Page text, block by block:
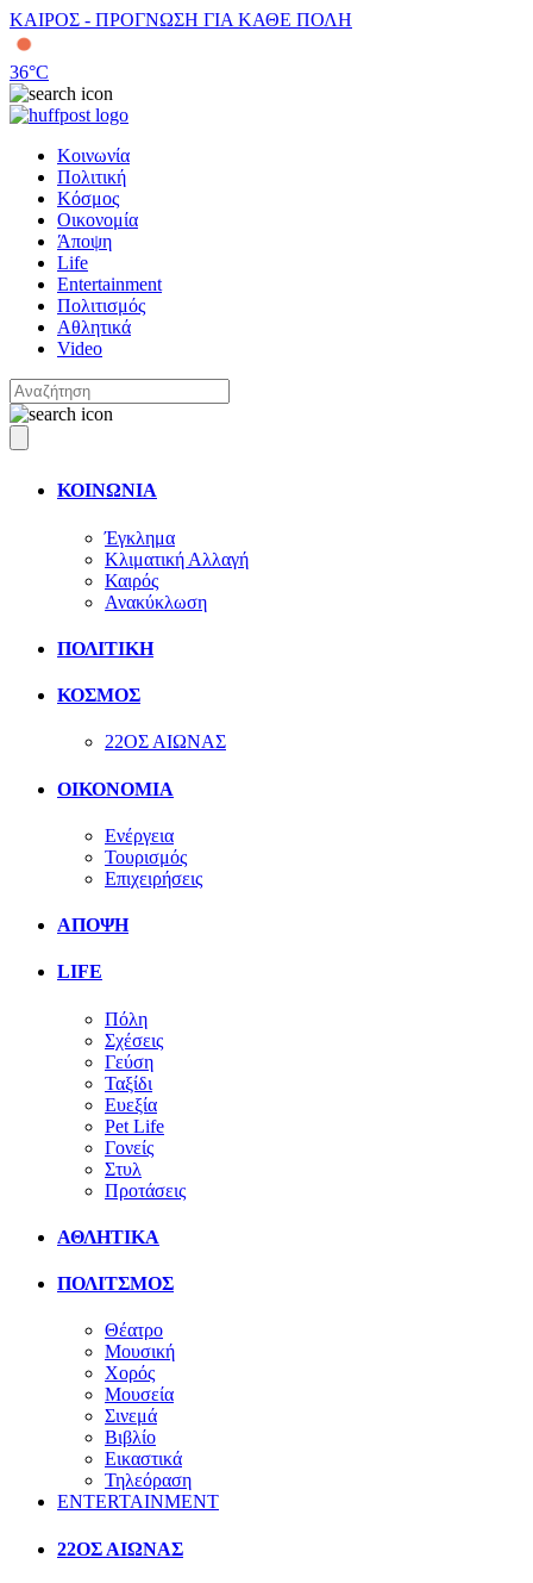
ΚΑΙΡΟΣ - ΠΡΟΓΝΩΣΗ ΓΙΑ ΚΑΘΕ ΠΟΛΗ
36°C
Κοινωνία
Πολιτική
Κόσμος
Οικονομία
Άποψη
Life
Entertainment
Πολιτισμός
Αθλητικά
Video
ΚΟΙΝΩΝΙΑ
Έγκλημα
Κλιματική Αλλαγή
Καιρός
Ανακύκλωση
ΠΟΛΙΤΙΚΗ
ΚΟΣΜΟΣ
22ΟΣ ΑΙΩΝΑΣ
ΟΙΚΟΝΟΜΙΑ
Ενέργεια
Τουρισμός
Επιχειρήσεις
ΑΠΟΨΗ
LIFE
Πόλη
Σχέσεις
Γεύση
Ταξίδι
Ευεξία
Pet Life
Γονείς
Στυλ
Προτάσεις
ΑΘΛΗΤΙΚΑ
ΠΟΛΙΤΣΜΟΣ
Θέατρο
Μουσική
Χορός
Μουσεία
Σινεμά
Βιβλίο
Εικαστικά
Τηλεόραση
ENTERTAINMENT
22ΟΣ ΑΙΩΝΑΣ